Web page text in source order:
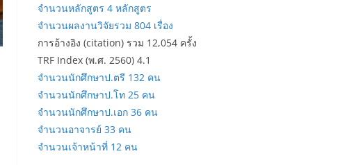
จำนวนหลักสูตร 4 หลักสูตร
จำนวนผลงานวิจัยรวม 804 เรื่อง
การอ้างอิง (citation) รวม 12,054 ครั้ง
TRF Index (พ.ศ. 2560) 4.1
จำนวนนักศึกษาป.ตรี 132 คน
จำนวนนักศึกษาป.โท 25 คน
จำนวนนักศึกษาป.เอก 36 คน
จำนวนอาจารย์ 33 คน
จำนวนเจ้าหน้าที่ 12 คน